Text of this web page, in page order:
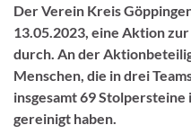
Der Verein KreisG
13.05.2023, eine Aktion
durch. An der Aktion
Menschen, die in drei
insgesamt 69 Stolpersteine
gereinigt haben.